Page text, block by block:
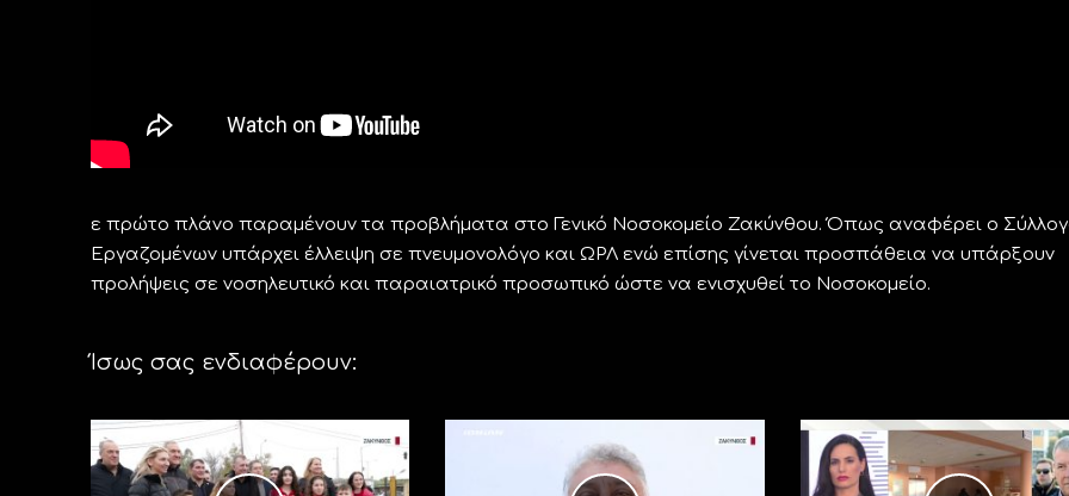
ε πρώτο πλάνο παραμένουν τα προβλήματα στο Γενικό Νοσοκομείο Ζακύνθου. Όπως αναφέρει ο
Εργαζομένων υπάρχει έλλειψη σε πνευμονολόγο και ΩΡΛ ενώ επίσης γίνεται προσπάθεια να υπάρξουν
προλήψεις σε νοσηλευτικό και παραιατρικό προσωπικό ώστε να ενισχυθεί το Νοσοκομείο.
Ίσως σας ενδιαφέρουν: